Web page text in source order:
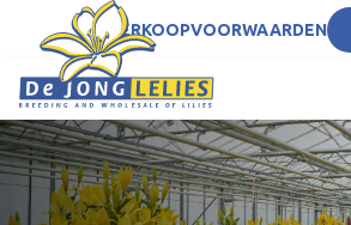
NLVERKOOPVOORWAARDEN